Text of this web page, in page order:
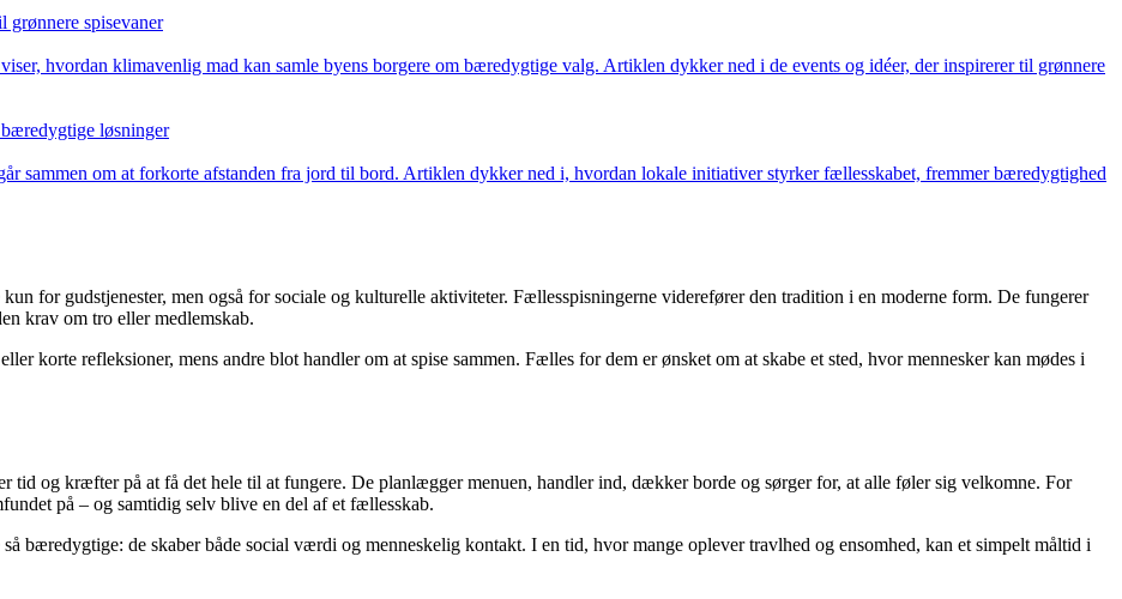
spisevaner
hvordan klimavenlig mad kan samle byens borgere om bæredygtige valg. Artiklen dykker ned i de events og idéer, der inspirerer til grønnere
løsninger
sammen om at forkorte afstanden fra jord til bord. Artiklen dykker ned i, hvordan lokale initiativer styrker fællesskabet, fremmer bæredygtighed
for gudstjenester, men også for sociale og kulturelle aktiviteter. Fællesspisningerne viderefører den tradition i en moderne form. De fungerer
krav om tro eller medlemskab.
korte refleksioner, mens andre blot handler om at spise sammen. Fælles for dem er ønsket om at skabe et sted, hvor mennesker kan mødes i
tid og kræfter på at få det hele til at fungere. De planlægger menuen, handler ind, dækker borde og sørger for, at alle føler sig velkomne. For
på – og samtidig selv blive en del af et fællesskab.
bæredygtige: de skaber både social værdi og menneskelig kontakt. I en tid, hvor mange oplever travlhed og ensomhed, kan et simpelt måltid i